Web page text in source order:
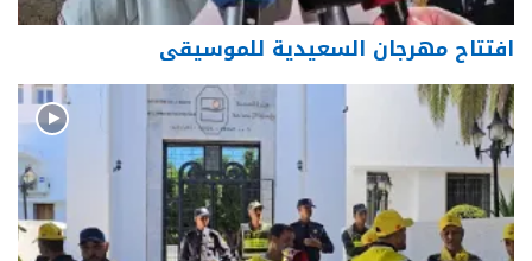
افتتاح مهرجان السعيدية للموسيقى